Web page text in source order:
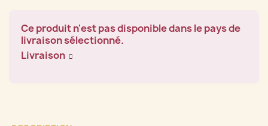
Ce produit n'est pas disponible dans le pays de
livraison sélectionné.
Livraison